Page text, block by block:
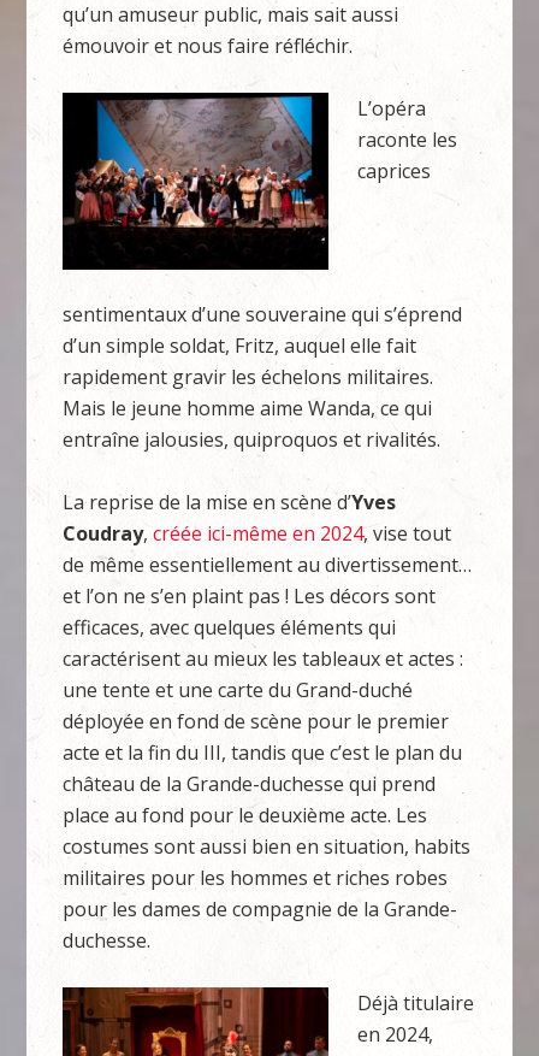
qu’un amuseur public, mais sait aussi
émouvoir et nous faire réfléchir.
L’opéra
raconte les
caprices
sentimentaux d’une souveraine qui s’éprend
d’un simple soldat, Fritz, auquel elle fait
rapidement gravir les échelons militaires.
Mais le jeune homme aime Wanda, ce qui
entraîne jalousies, quiproquos et rivalités.
La reprise de la mise en scène d’Yves
Coudray,créée ici-même en 2024, vise tout
de même essentiellement au divertissement…
et l’on ne s’en plaint pas ! Les décors sont
efficaces, avec quelques éléments qui
caractérisent au mieux les tableaux et actes :
une tente et une carte du Grand-duché
déployée en fond de scène pour le premier
acte et la fin du III, tandis que c’est le plan du
château de la Grande-duchesse qui prend
place au fond pour le deuxième acte. Les
costumes sont aussi bien en situation, habits
militaires pour les hommes et riches robes
pour les dames de compagnie de la Grande-
duchesse.
Déjà titulaire
en 2024,